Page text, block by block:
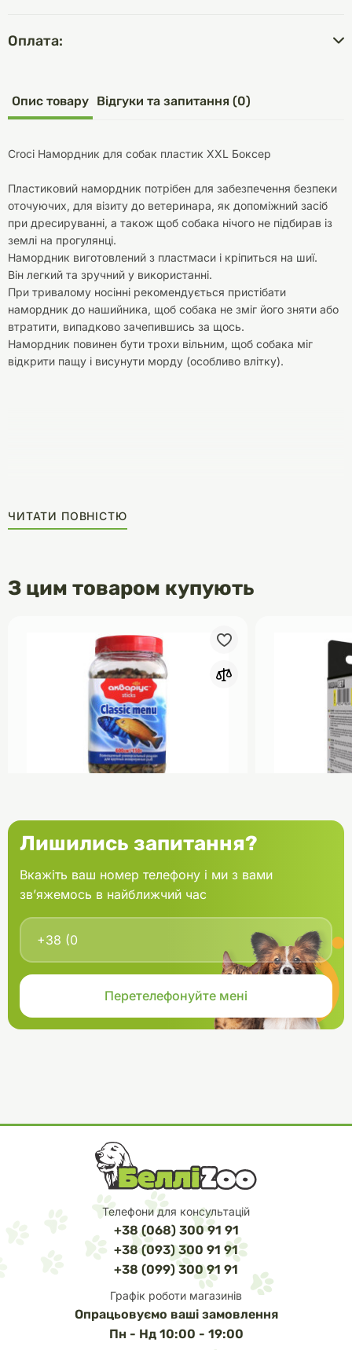
Оплата:
Опис товару Відгуки та запитання (0)
Croci Намордник для собак пластик XXL Боксер
Пластиковий намордник потрібен для забезпечення безпеки
оточуючих, для візиту до ветеринара, як допоміжний засіб
при дресируванні, а також щоб собака нічого не підбирав із
землі на прогулянці.
Намордник виготовлений з пластмаси і кріпиться на шиї.
Він легкий та зручний у використанні.
При тривалому носінні рекомендується пристібати
намордник до нашийника, щоб собака не зміг його зняти або
втратити, випадково зачепившись за щось.
Намордник повинен бути трохи вільним, щоб собака міг
відкрити пащу і висунути морду (особливо влітку).
ЧИТАТИ ПОВНІСТЮ
З цим товаром купують
банка 150 г
В кошик
Aquael
Лишились запитання?
Вкажіть ваш номер телефону і ми з вами
зв’яжемось в найближчий час
Телефони для консультацій
+38 (068) 300 91 91
+38 (093) 300 91 91
+38 (099) 300 91 91
Графік роботи магазинів
Опрацьовуємо ваші замовлення
Пн - Нд 10:00 - 19:00